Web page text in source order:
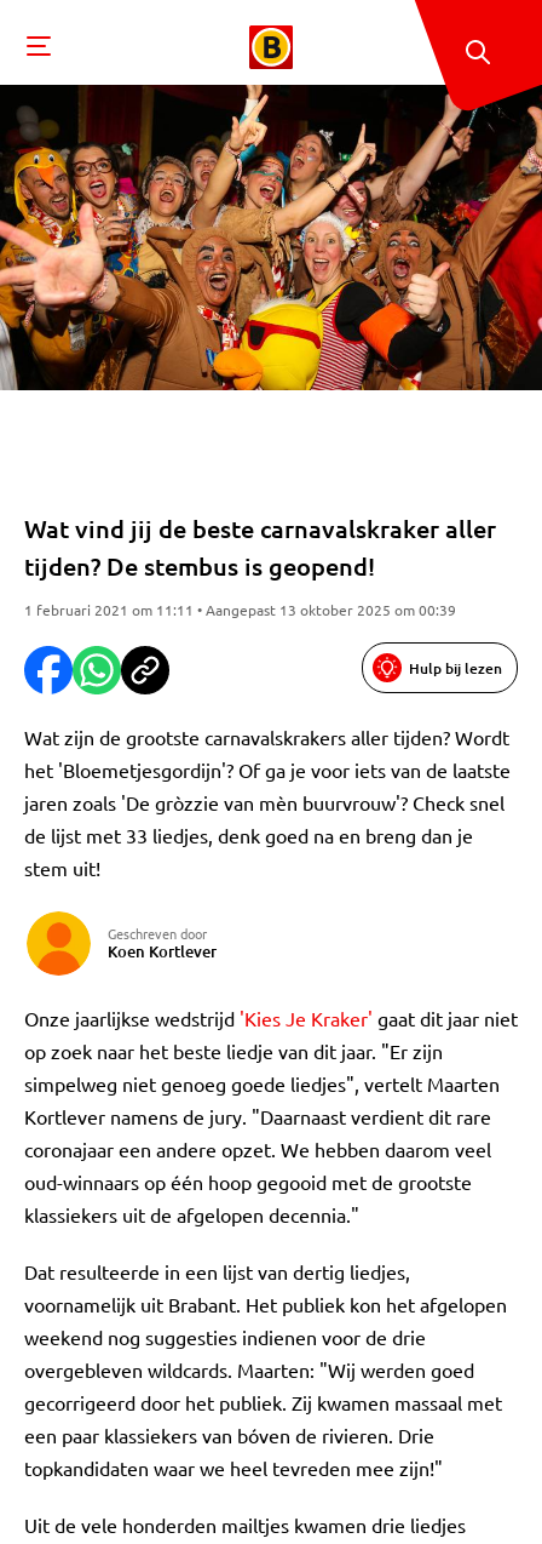
Wat vind jij de beste carnavalskraker aller
tijden? De stembus is geopend!
1 februari 2021 om 11:11 • Aangepast 13 oktober 2025 om 00:39
Hulp bij lezen
Wat zijn de grootste carnavalskrakers aller tijden? Wordt
het 'Bloemetjesgordijn'? Of ga je voor iets van de laatste
jaren zoals 'De gròzzie van mèn buurvrouw'? Check snel
de lijst met 33 liedjes, denk goed na en breng dan je
stem uit!
Geschreven door
Koen Kortlever
Onze jaarlijkse wedstrijd 'Kies Je Kraker' gaat dit jaar niet
op zoek naar het beste liedje van dit jaar. "Er zijn
simpelweg niet genoeg goede liedjes", vertelt Maarten
Kortlever namens de jury. "Daarnaast verdient dit rare
coronajaar een andere opzet. We hebben daarom veel
oud-winnaars op één hoop gegooid met de grootste
klassiekers uit de afgelopen decennia."
Dat resulteerde in een lijst van dertig liedjes,
voornamelijk uit Brabant. Het publiek kon het afgelopen
weekend nog suggesties indienen voor de drie
overgebleven wildcards. Maarten: "Wij werden goed
gecorrigeerd door het publiek. Zij kwamen massaal met
een paar klassiekers van bóven de rivieren. Drie
topkandidaten waar we heel tevreden mee zijn!"
Uit de vele honderden mailtjes kwamen drie liedjes